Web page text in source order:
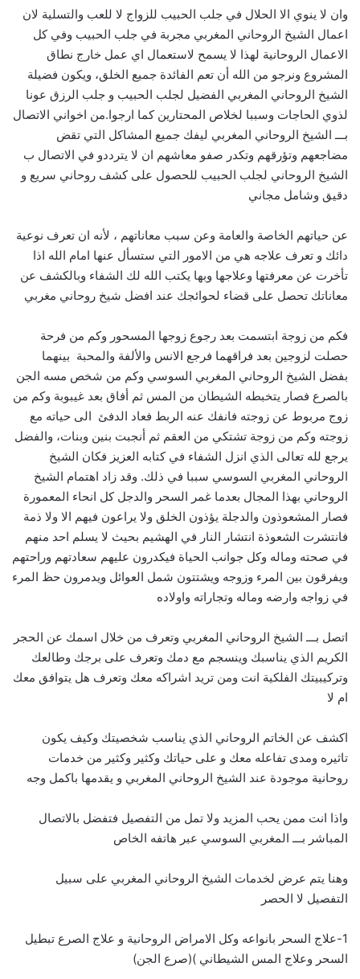
وان لا ينوي الا الحلال في جلب الحبيب للزواج لا للعب والتسلية لان
اعمال الشيخ الروحاني المغربي مجربة في جلب الحبيب وفي كل
الاعمال الروحانية لهذا لا يسمح لاستعمال اي عمل خارج نطاق
المشروع ونرجو من الله أن تعم الفائدة جميع الخلق، ويكون فضيلة
الشيخ الروحاني المغربي الفضيل لجلب الحبيب و جلب الرزق عونا
لذوي الحاجات وسببا لخلاص المحتارين كما ارجوا.من اخواني الاتصال
بـــ الشيخ الروحاني المغربي ليفك جميع المشاكل التي تقض
مضاجعهم وتؤرقهم وتكدر صفو معاشهم ان لا يترددو في الاتصال ب
الشيخ الروحاني لجلب الحبيب للحصول على كشف روحاني سريع و
دقيق وشامل مجاني
عن حياتهم الخاصة والعامة وعن سبب معاناتهم ، لأنه ان تعرف نوعية
دائك و تعرف علاجه هي من الامور التي ستسأل عنها امام الله اذا
تأخرت عن معرفتها وعلاجها وبها يكتب الله لك الشفاء وبالكشف عن
معاناتك تحصل على قضاء لحوائجك عند افضل شيخ روحاني مغربي
فكم من زوجة ابتسمت بعد رجوع زوجها المسحور وكم من فرحة
حصلت لزوجين بعد فراقهما فرجع الانس والألفة والمحبة بينهما
بفضل الشيخ الروحاني المغربي السوسي وكم من شخص مسه الجن
بالصرع فصار يتخبطه الشيطان من المس ثم أفاق بعد غيبوبة وكم من
زوج مربوط عن زوجته فانفك عنه الربط فعاد الدفئ الى حياته مع
زوجته وكم من زوجة تشتكي من العقم ثم أنجبت بنين وبنات، والفضل
يرجع لله تعالى الذي انزل الشفاء في كتابه العزيز فكان الشيخ
الروحاني المغربي السوسي سببا في ذلك. وقد زاد اهتمام الشيخ
الروحاني بهذا المجال بعدما غمر السحر والدجل كل انحاء المعمورة
فصار المشعوذون والدجلة يؤذون الخلق ولا يراعون فيهم الا ولا ذمة
فانتشرت الشعوذة انتشار النار في الهشيم بحيث لا يسلم احد منهم
في صحته وماله وكل جوانب الحياة فيكدرون عليهم سعادتهم وراحتهم
ويفرقون بين المرء وزوجه ويشتتون شمل العوائل ويدمرون حظ المرء
في زواجه وارضه وماله وتجاراته واولاده
اتصل بـــ الشيخ الروحاني المغربي وتعرف من خلال اسمك عن الحجر
الكريم الذي يناسبك وينسجم مع دمك وتعرف على برجك وطالعك
وتركيبيتك الفلكية انت ومن تريد اشراكه معك وتعرف هل يتوافق معك
ام لا
اكشف عن الخاتم الروحاني الذي يناسب شخصيتك وكيف يكون
تاثيره ومدى تفاعله معك و على حياتك وكثير وكثير من خدمات
روحانية موجودة عند الشيخ الروحاني المغربي و يقدمها باكمل وجه
واذا انت ممن يحب المزيد ولا تمل من التفصيل فتفضل بالاتصال
المباشر بـــ المغربي السوسي عبر هاتفه الخاص
وهنا يتم عرض لخدمات الشيخ الروحاني المغربي على سبيل
التفصيل لا الحصر
1-علاج السحر بانواعه وكل الامراض الروحانية و علاج الصرع تبطيل
السحر وعلاج المس الشيطاني )(صرع الجن)